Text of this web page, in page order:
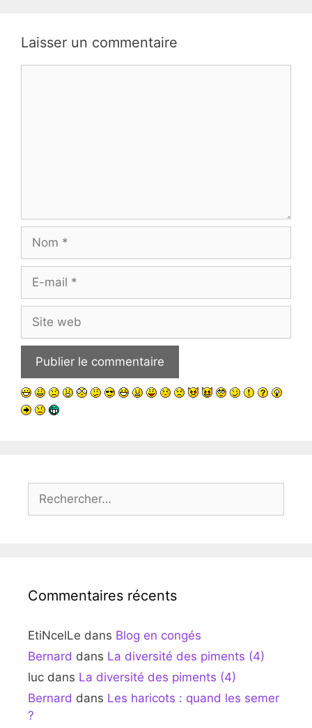
Laisser un commentaire
mail
web
Commentaires récents
EtiNcelLe dans Blog en congés
Bernard dans La diversité des piments (4)
luc dans La diversité des piments (4)
Bernard dans Les haricots : quand les semer
?